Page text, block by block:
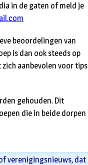
in de gaten of meld je
beoordelingen van
is dan ook steeds op
aanbevolen voor tips
gehouden. Dit
die in beide dorpen
verenigingsnieuws, dat